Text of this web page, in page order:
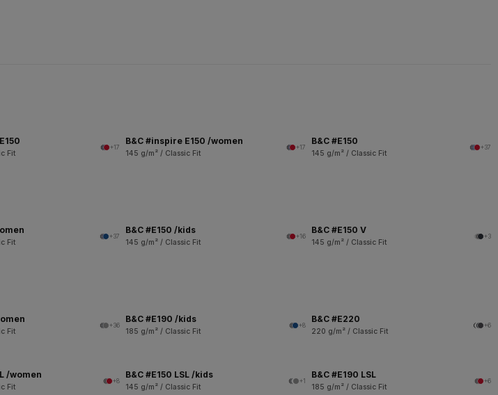
Fit
+17
B&C #inspire E150 /women
145 g/m² / Classic Fit
+17
B&C #E150
145 g/m² / Classic Fit
+37
Fit
+37
B&C #E150 /kids
145 g/m² / Classic Fit
+16
B&C #E150 V
145 g/m² / Classic Fit
+3
Fit
+36
B&C #E190 /kids
185 g/m² / Classic Fit
+8
B&C #E220
220 g/m² / Classic Fit
+6
/women
Fit
+8
B&C #E150 LSL /kids
145 g/m² / Classic Fit
+1
B&C #E190 LSL
185 g/m² / Classic Fit
+6